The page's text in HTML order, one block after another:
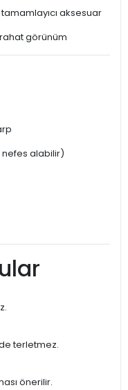
aksesuar
görünüm
nefes alabilir)
terletmez.
önerilir.